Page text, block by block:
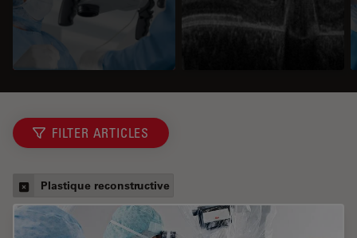
FILTER ARTICLES
Plastique reconstructive